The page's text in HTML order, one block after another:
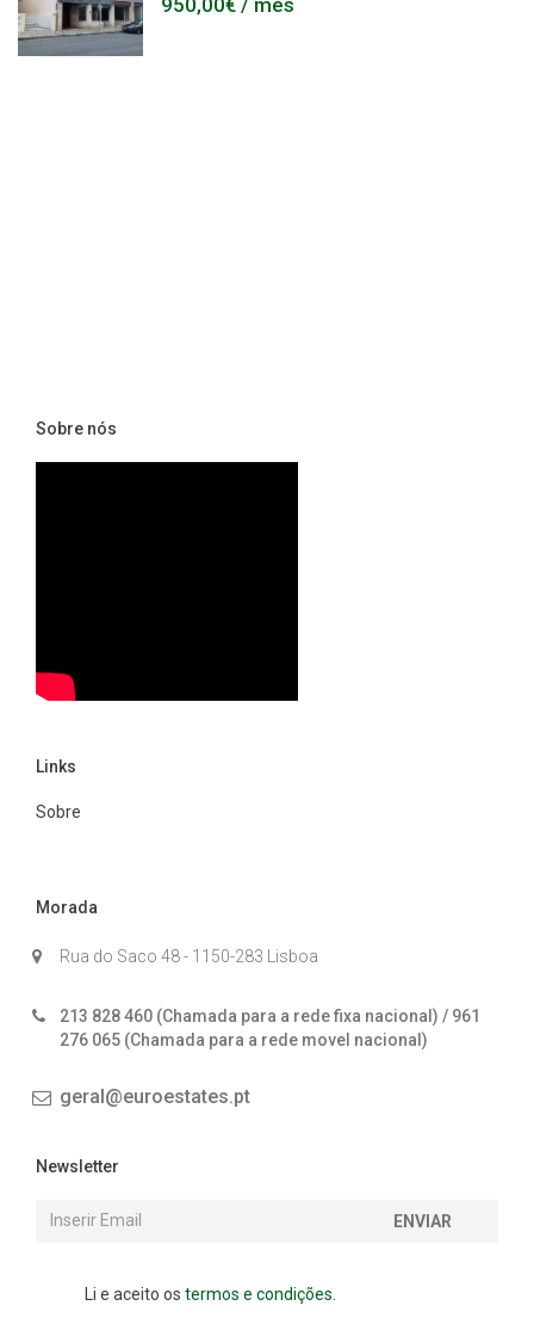
Sobre nós
Links
Sobre
Morada
Rua do Saco 48 - 1150-283 Lisboa
213 828 460 (Chamada para a rede fixa nacional) / 961
276 065 (Chamada para a rede movel nacional)
geral@euroestates.pt
Newsletter
ENVIAR
Li e aceito os termos e condições.